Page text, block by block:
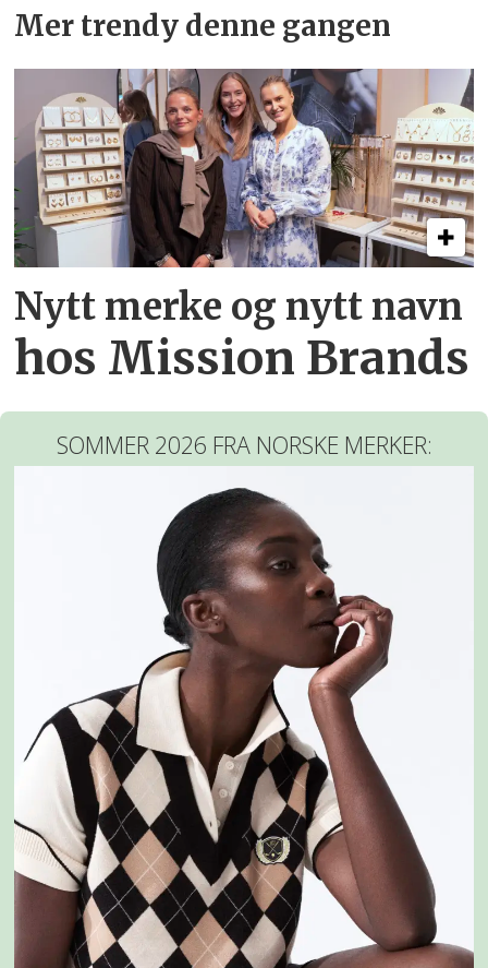
Mer trendy denne gangen
Nytt merke og nytt navn
hos Mission Brands
SOMMER 2026 FRA NORSKE MERKER: